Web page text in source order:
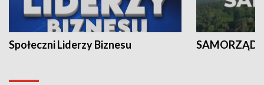
Społeczni Liderzy Biznesu SAMORZĄD